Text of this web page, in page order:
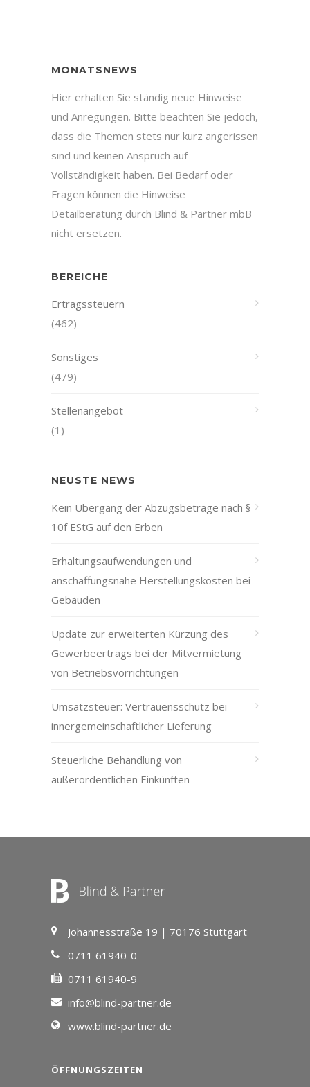
MONATSNEWS
Hier erhalten Sie ständig neue Hinweise
und Anregungen. Bitte beachten Sie jedoch,
dass die Themen stets nur kurz angerissen
sind und keinen Anspruch auf
Vollständigkeit haben. Bei Bedarf oder
Fragen können die Hinweise
Detailberatung durch Blind & Partner mbB
nicht ersetzen.
BEREICHE
Ertragssteuern
(462)
Sonstiges
(479)
Stellenangebot
(1)
NEUSTE NEWS
Kein Übergang der Abzugsbeträge nach §
10f EStG auf den Erben
Erhaltungsaufwendungen und
anschaffungsnahe Herstellungskosten bei
Gebäuden
Update zur erweiterten Kürzung des
Gewerbeertrags bei der Mitvermietung
von Betriebsvorrichtungen
Umsatzsteuer: Vertrauensschutz bei
innergemeinschaftlicher Lieferung
Steuerliche Behandlung von
außerordentlichen Einkünften
Johannesstraße 19 | 70176 Stuttgart
0711 61940-0
0711 61940-9
info@blind-partner.de
www.blind-partner.de
ÖFFNUNGSZEITEN